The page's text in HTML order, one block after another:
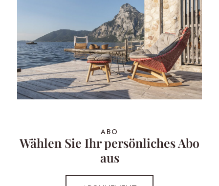
ABO
Wählen Sie Ihr persönliches Abo
aus